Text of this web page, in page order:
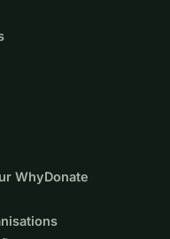
WhyDonate